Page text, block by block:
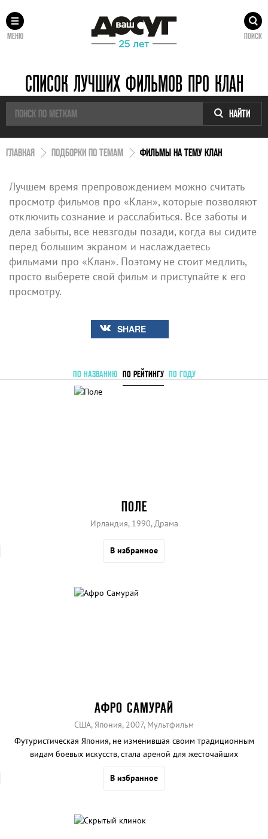
МЕНЮ ПОИСК
СПИСОК ЛУЧШИХ ФИЛЬМОВ ПРО КЛАН
НАЙТИ
ГЛАВНАЯ ПОДБОРКИ ПО ТЕМАМ ФИЛЬМЫ НА ТЕМУ КЛАН
Лучшем время препровождением можно считать
просмотр фильмов про «Клан», которые позволяют
отключить сознание и расслабиться. Все заботы и
дела забыты, все невзгоды позади, когда вы сидите
перед большим экраном и наслаждаетесь
фильмами про «Клан». Поэтому не стоит медлить,
просто выберете свой фильм и приступайте к его
просмотру.
SHARE
ПО НАЗВАНИЮ ПО РЕЙТИНГУ ПО ГОДУ
ПОЛЕ
Ирландия, 1990, Драма
В избранное
АФРО САМУРАЙ
США, Япония, 2007, Мультфильм
Футуристическая Япония, не изменившая своим традиционным
видам боевых искусств, стала ареной для жесточайших
В избранное